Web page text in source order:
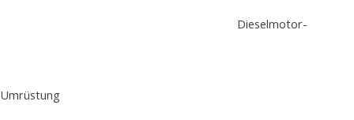
Dieselmotor-
Umrüstung